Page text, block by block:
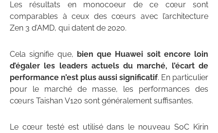
Les résultats en monocoeur de ce cœur sont
comparables à ceux des cœurs avec l’architecture
Zen 3 d’AMD, qui datent de 2020.
Cela signifie que, bien que Huawei soit encore loin
d’égaler les leaders actuels du marché, l’écart de
performance n’est plus aussi significatif. En particulier
pour le marché de masse, les performances des
cœurs Taishan V120 sont généralement suffisantes.
Le cœur testé est utilisé dans le nouveau SoC Kirin